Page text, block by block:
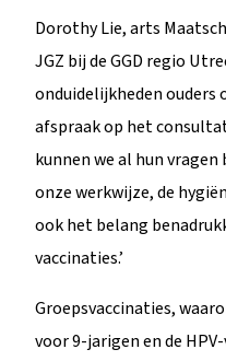
Dorothy Lie, arts
JGZ bij de GGD regio
onduidelijkheden ouders
afspraak op het
kunnen we al hun
onze werkwijze, de
ook het belang
vaccinaties.’
Groepsvaccinaties,
voor 9-jarigen en de